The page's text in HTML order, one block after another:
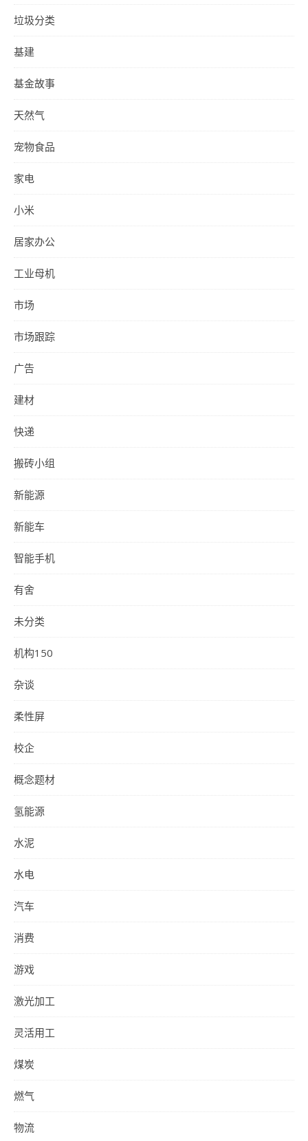
垃圾分类
基建
基金故事
天然气
宠物食品
家电
小米
居家办公
工业母机
市场
市场跟踪
广告
建材
快递
搬砖小组
新能源
新能车
智能手机
有舍
未分类
机构150
杂谈
柔性屏
校企
概念题材
氢能源
水泥
水电
汽车
消费
游戏
激光加工
灵活用工
煤炭
燃气
物流